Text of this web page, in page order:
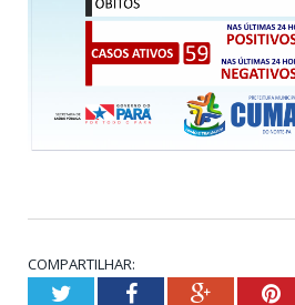
COMPARTILHAR:
TwitterFacebookGoogle+